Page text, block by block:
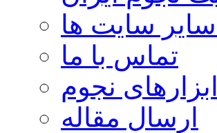
سایت ها
تماس با ما
ابزارهای نجوم
ارسال مقاله